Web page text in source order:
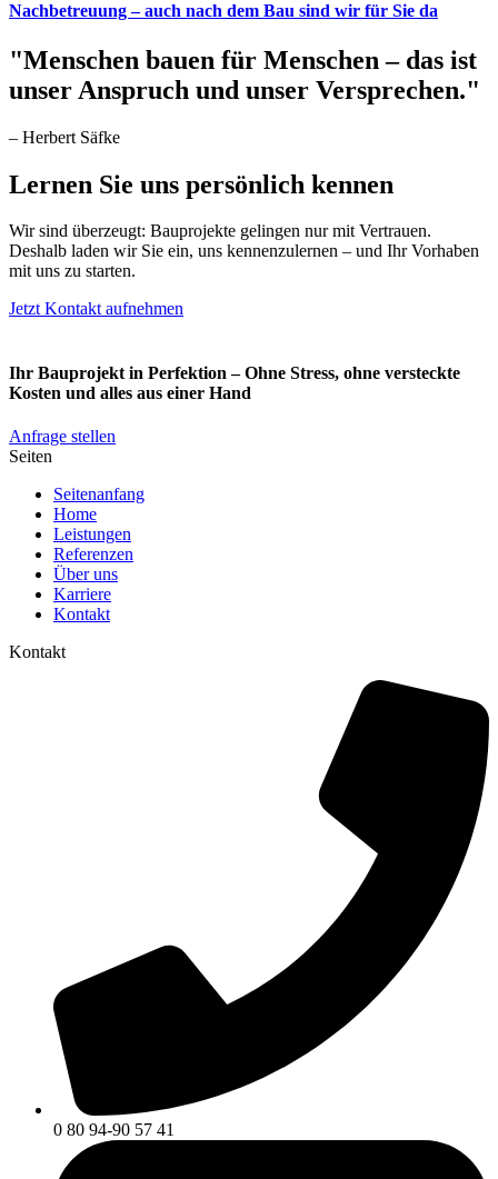
Nachbetreuung – auch nach dem Bau sind wir für Sie da
"Menschen bauen für Menschen – das ist
unser Anspruch und unser Versprechen."
– Herbert Säfke
Lernen Sie uns persönlich kennen
Wir sind überzeugt: Bauprojekte gelingen nur mit Vertrauen.
Deshalb laden wir Sie ein, uns kennenzulernen – und Ihr Vorhaben
mit uns zu starten.
Jetzt Kontakt aufnehmen
Ihr Bauprojekt in Perfektion – Ohne Stress, ohne versteckte
Kosten und alles aus einer Hand
Anfrage stellen
Seiten
Seitenanfang
Home
Leistungen
Referenzen
Über uns
Karriere
Kontakt
Kontakt
0 80 94-90 57 41